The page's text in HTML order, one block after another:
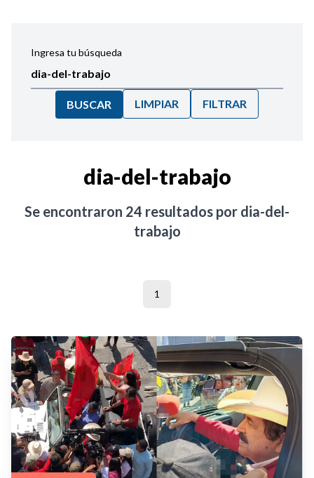
Ingresa tu búsqueda
BUSCAR LIMPIAR FILTRAR
dia-del-trabajo
Se encontraron 24 resultados por dia-del-
trabajo
1